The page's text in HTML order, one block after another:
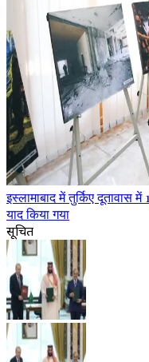
इस्लामाबाद में तुर्किए दूतावास
याद किया गया
सूचित